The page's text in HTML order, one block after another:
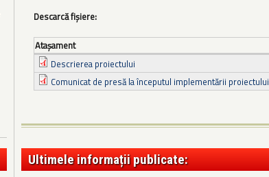
Descarcă fișiere:
Ataşament
Descrierea proiectului
Comunicat de presă la începutul implementării proiectului
Ultimele informații publicate: